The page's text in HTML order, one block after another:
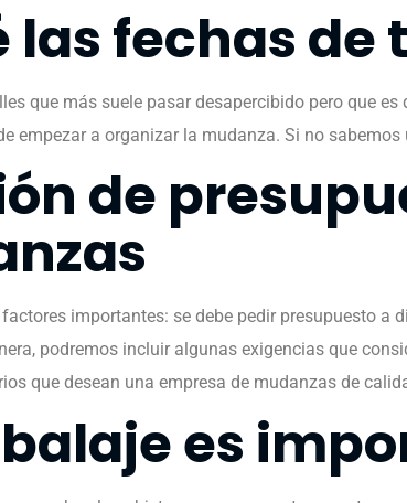
las fechas
que más suele pasar desapercibido pero que
empezar a organizar la mudanza. Si no
de
factores importantes: se debe pedir presupuesto
podremos incluir algunas exigencias que
que desean una empresa de mudanzas de
es